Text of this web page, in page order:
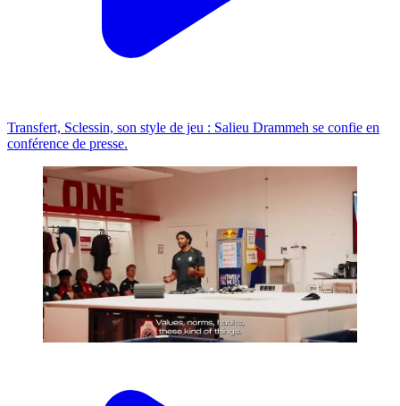
Transfert, Sclessin, son style de jeu : Salieu Drammeh se confie en
conférence de presse.